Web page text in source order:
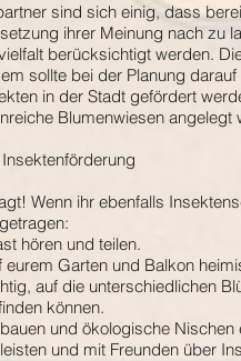
sind sich einig, dass
ihrer Meinung nach zu
berücksichtigt werden.
sollte bei der Planung
in der Stadt gefördert
Blumenwiesen
Wenn ihr ebenfalls
hören und teilen.
eurem Garten und Balkon
auf die unterschiedlichen
können.
und ökologische
und mit Freunden über